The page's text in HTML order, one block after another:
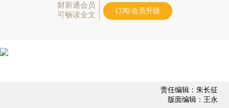
财新通会员
可畅读全文
订阅/会员升级
责任编辑：朱长征
版面编辑：王永